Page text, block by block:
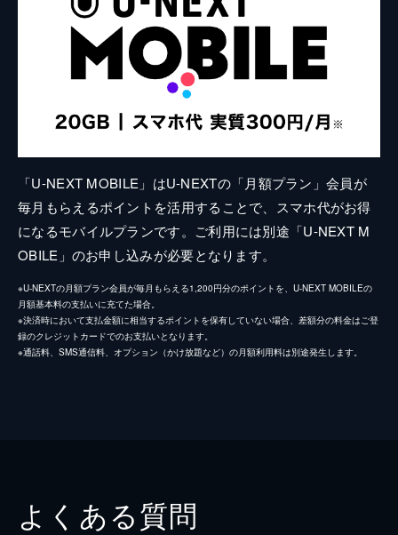
「U-NEXT MOBILE」はU-NEXTの「月額プラン」会員が
毎月もらえるポイントを活用することで、スマホ代がお得
になるモバイルプランです。ご利用には別途「U-NEXT M
OBILE」のお申し込みが必要となります。
※U-NEXTの月額プラン会員が毎月もらえる1,200円分のポイントを、U-NEXT MOBILEの
月額基本料の支払いに充てた場合。
※決済時において支払金額に相当するポイントを保有していない場合、差額分の料金はご登
録のクレジットカードでのお支払いとなります。
※通話料、SMS通信料、オプション（かけ放題など）の月額利用料は別途発生します。
よくある質問